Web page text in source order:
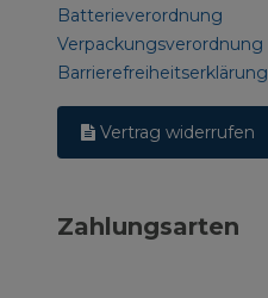
Batterieverordnung
Verpackungsverordnung
Barrierefreiheitserklärung
Vertrag widerrufen
Zahlungsarten